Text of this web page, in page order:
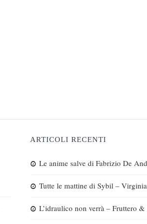
ARTICOLI RECENTI
Le anime salve di Fabrizio De
Tutte le mattine di Sybil –
L’idraulico non verrà – Fruttero